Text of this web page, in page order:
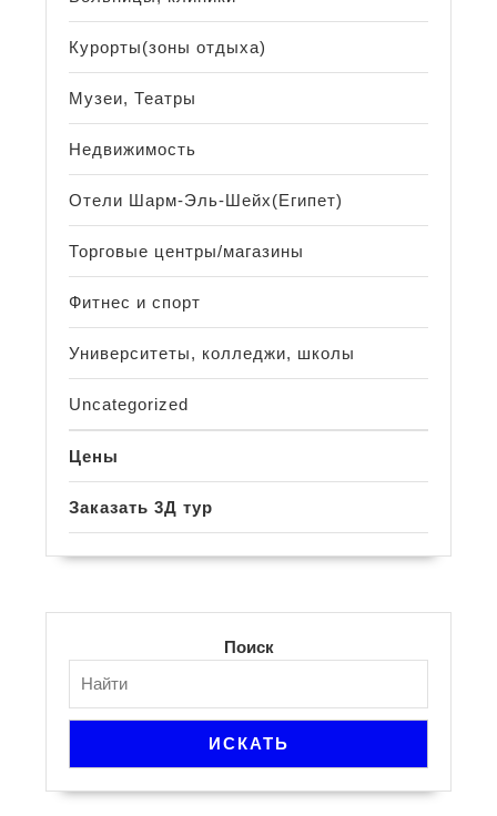
Курорты(зоны отдыха)
Музеи, Театры
Недвижимость
Отели Шарм-Эль-Шейх(Египет)
Торговые центры/магазины
Фитнес и спорт
Университеты, колледжи, школы
Uncategorized
Цены
Заказать 3Д тур
Поиск
ИСКАТЬ